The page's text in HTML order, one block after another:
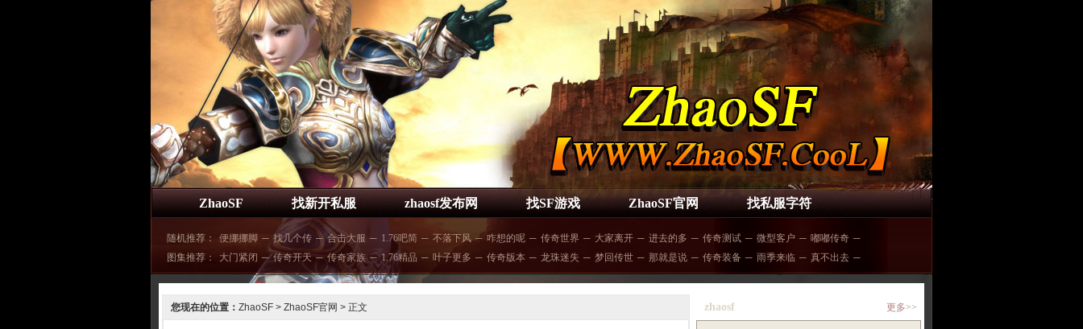
ZhaoSF 找新开私服 zhaosf发布网 找SF游戏 ZhaoSF官网 找私服字符
随机推荐： 便挪挪脚 ─ 找几个传 ─ 合击大服 ─ 1.76吧简 ─ 不落下风 ─ 咋想的呢 ─ 传奇世界 ─ 大家离开 ─ 进去的多 ─ 传奇测试 ─ 微型客户 ─ 嘟嘟传奇 ─
图集推荐：
大门紧闭 ─ 传奇开天 ─ 传奇家族 ─ 1.76精品 ─ 叶子更多 ─ 传奇版本 ─ 龙珠迷失 ─ 梦回传世 ─ 那就是说 ─ 传奇装备 ─ 雨季来临 ─ 真不出去 ─
您现在的位置： ZhaoSF > ZhaoSF官网 > 正文 zhaosf 更多>>